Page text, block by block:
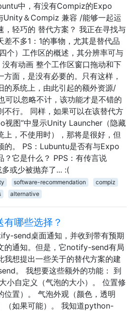
中，有没有Compiz的Expo
Unity＆Compiz 兼容 /能够一起运
，轻巧的 替代方案？ 我正在寻找与
差不多1：1的事物，尤其是替代品
个）工作区的概述，其分辨率可与
有动画 整个工作区窗口拖动和下
方面，是没有必要的。只有这样，
的系统上，由此引起的额外资源/
可以忽略不计，该功能才是不错的
不行。 同样，如果可以在该替代方
视图”中显示Unity Launcher（隐藏
上，不使用时），那将是很好，但
的。 PS：Lubuntu是否有与Expo
？它是什么？ PPS：有传言说
或少被抛弃了... :(
software-recommendation
compiz
alternative
有哪些选择？
send桌面通知，并收到带有预期
的通知。但是，它notify-send有局
我想提出一些关于的替代方案的建
。 我想要这些额外的功能： 到
小自定义（气泡的大小）。 位置修
位置）。 气泡外观（颜色，透明
（如果可能）。 我知道python-